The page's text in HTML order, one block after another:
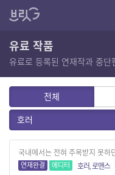
유료 작품
유료로 등록된 연재작과 중
전체
호러
국내에서는 전혀 주목받지 못하
연재완결 에디터 호러, 로맨스